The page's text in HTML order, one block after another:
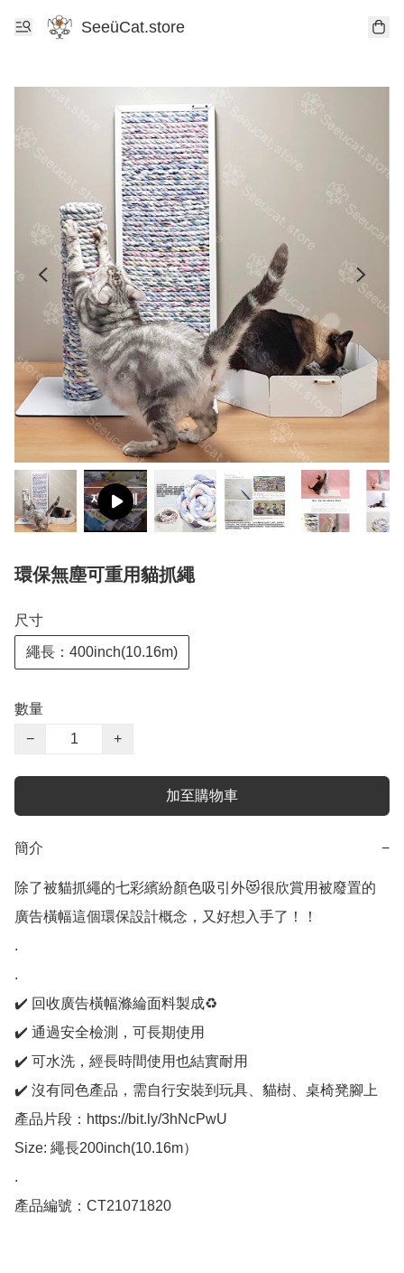
SeeüCat.store
環保無塵可重用貓抓繩
尺寸
繩長：400inch(10.16m)
數量
−
+
加至購物車
簡介 −
除了被貓抓繩的七彩繽紛顏色吸引外😻很欣賞用被廢置的
廣告橫幅這個環保設計概念，又好想入手了！！
.
.
✔️ 回收廣告橫幅滌綸面料製成♻️
✔️ 通過安全檢測，可長期使用
✔️ 可水洗，經長時間使用也結實耐用
✔️ 沒有同色產品，需自行安裝到玩具、貓樹、桌椅凳腳上
產品片段：https://bit.ly/3hNcPwU
Size: 繩長200inch(10.16m）
.
產品編號：CT21071820